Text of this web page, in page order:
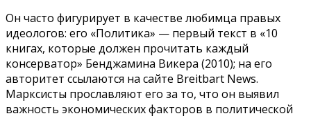
Он часто фигурирует в качестве любимца правых
идеологов: его «Политика» — первый текст в «10
книгах, которые должен прочитать каждый
консерватор» Бенджамина Викера (2010); на его
авторитет ссылаются на сайте Breitbart News.
Марксисты прославляют его за то, что он выявил
важность экономических факторов в политической